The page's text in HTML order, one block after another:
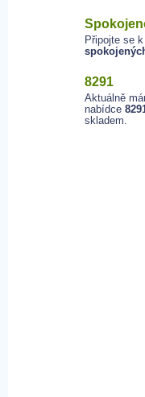
Připojte se k
8291
Aktuálně
nabídce
skladem.